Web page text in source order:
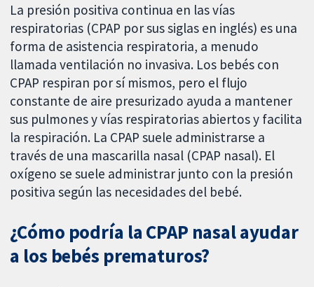
La presión positiva continua en las vías
respiratorias (CPAP por sus siglas en inglés) es una
forma de asistencia respiratoria, a menudo
llamada ventilación no invasiva. Los bebés con
CPAP respiran por sí mismos, pero el flujo
constante de aire presurizado ayuda a mantener
sus pulmones y vías respiratorias abiertos y facilita
la respiración. La CPAP suele administrarse a
través de una mascarilla nasal (CPAP nasal). El
oxígeno se suele administrar junto con la presión
positiva según las necesidades del bebé.
¿Cómo podría la CPAP nasal ayudar
a los bebés prematuros?